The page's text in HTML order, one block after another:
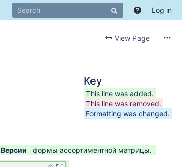
Log in
View Page
Key
This line was added.
This line was removed.
Formatting was changed.
Версии формы ассортиментной матрицы.